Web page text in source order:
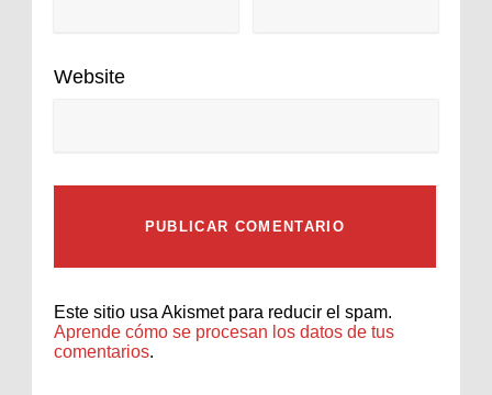
Website
Este sitio usa Akismet para reducir el spam.
Aprende cómo se procesan los datos de tus
comentarios.